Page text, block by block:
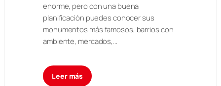
enorme, pero con una buena
planificación puedes conocer sus
monumentos más famosos, barrios con
ambiente, mercados,…
Leer más